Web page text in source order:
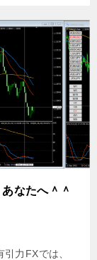
なたへ＾＾
力FXでは、